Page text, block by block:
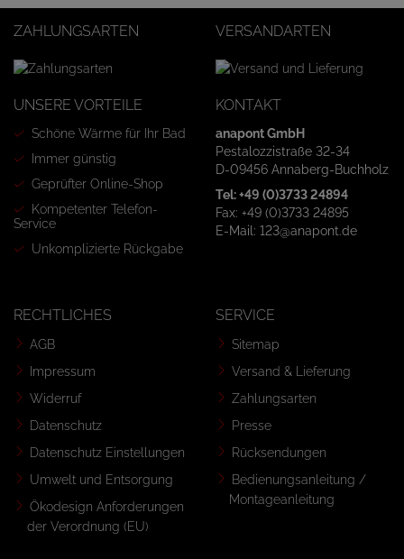
ZAHLUNGSARTEN VERSANDARTEN
UNSERE VORTEILE
Schöne Wärme für Ihr Bad
Immer günstig
Geprüfter Online-Shop
Kompetenter Telefon-
Service
Unkomplizierte Rückgabe
KONTAKT
anapont GmbH
Pestalozzistraße 32-34
D-09456 Annaberg-Buchholz
Tel: +49 (0)3733 24894
Fax: +49 (0)3733 24895
E-Mail: 123@anapont.de
RECHTLICHES
AGB
Impressum
Widerruf
Datenschutz
Datenschutz Einstellungen
Umwelt und Entsorgung
Ökodesign Anforderungen
der Verordnung (EU)
SERVICE
Sitemap
Versand & Lieferung
Zahlungsarten
Presse
Rücksendungen
Bedienungsanleitung /
Montageanleitung